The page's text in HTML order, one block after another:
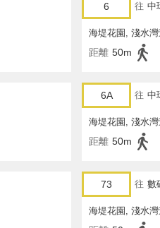
6 往 中
海堤花園, 淺水灣
距離 50m
6A 往 中
海堤花園, 淺水灣
距離 50m
73 往 數
海堤花園, 淺水灣